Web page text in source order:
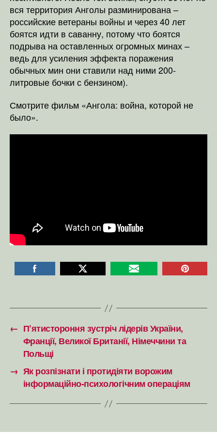
вся территория Анголы разминирована –
российские ветераны войны и через 40 лет
боятся идти в саванну, потому что боятся
подрыва на оставленных огромных минах –
ведь для усиления эффекта поражения
обычных мин они ставили над ними 200-
литровые бочки с бензином).
Смотрите фильм «Ангола: война, которой не
было».
← П’ятистороння зустріч лідерів України,
Франції, Великої Британії, Німеччини та
Польщі
→ Як розпізнати і протидіяти ворожим
інформаційно-психологічним операціям